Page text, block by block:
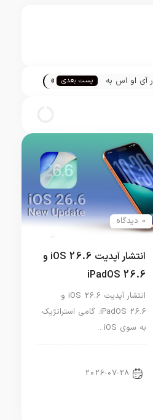
آی او اس به
پست بعدی »
0 دیدگاه
انتشار آپدیت iOS 26.6 و
iPadOS 26.6
انتشار آپدیت iOS 26.6 و
iPadOS 26.6: گامی استراتژیک
به سوی iOS…
2026-07-28